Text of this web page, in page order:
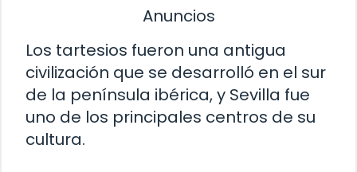
Anuncios
Los tartesios fueron una antigua
civilización que se desarrolló en el sur
de la península ibérica, y Sevilla fue
uno de los principales centros de su
cultura.